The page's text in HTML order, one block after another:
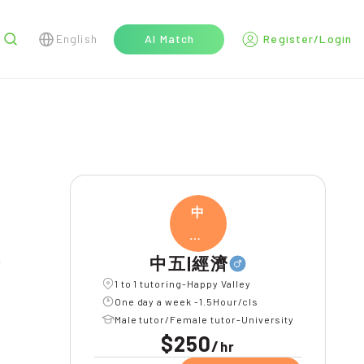
English AI Match Register/Login
中
五|
經濟
中五|經濟
1 to 1 tutoring-Happy Valley
One day a week -1.5Hour/cls
Male tutor/Female tutor-University
$250/ hr